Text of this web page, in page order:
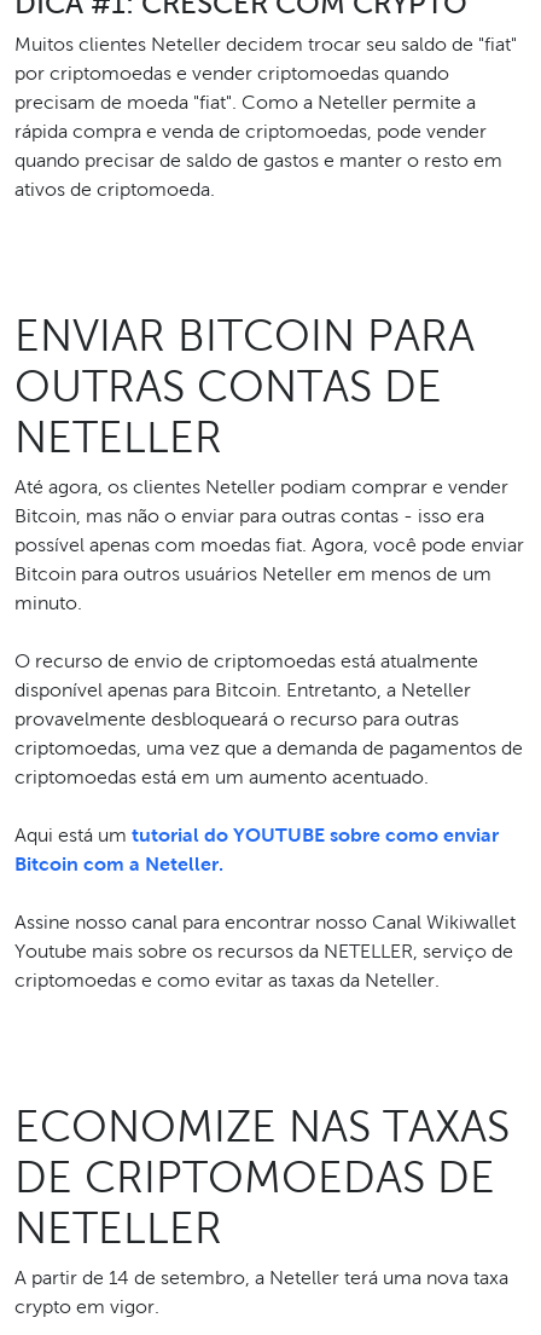
Muitos clientes Neteller decidem trocar seu saldo de "fiat"
por criptomoedas e vender criptomoedas quando
precisam de moeda "fiat". Como a Neteller permite a
rápida compra e venda de criptomoedas, pode vender
quando precisar de saldo de gastos e manter o resto em
ativos de criptomoeda.
ENVIAR BITCOIN PARA
OUTRAS CONTAS DE
NETELLER
Até agora, os clientes Neteller podiam comprar e vender
Bitcoin, mas não o enviar para outras contas - isso era
possível apenas com moedas fiat. Agora, você pode enviar
Bitcoin para outros usuários Neteller em menos de um
minuto.
O recurso de envio de criptomoedas está atualmente
disponível apenas para Bitcoin. Entretanto, a Neteller
provavelmente desbloqueará o recurso para outras
criptomoedas, uma vez que a demanda de pagamentos de
criptomoedas está em um aumento acentuado.
Aqui está um tutorial do YOUTUBE sobre como enviar
Bitcoin com a Neteller.
Assine nosso canal para encontrar nosso Canal Wikiwallet
Youtube mais sobre os recursos da NETELLER, serviço de
criptomoedas e como evitar as taxas da Neteller.
ECONOMIZE NAS TAXAS
DE CRIPTOMOEDAS DE
NETELLER
A partir de 14 de setembro, a Neteller terá uma nova taxa
crypto em vigor.